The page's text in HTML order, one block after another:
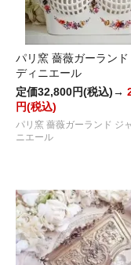
パリ窯 薔薇ガーラン
ディニエール
定価32,800円(税込)→
円(税込)
パリ窯 薔薇ガーランド ジ
ニエール